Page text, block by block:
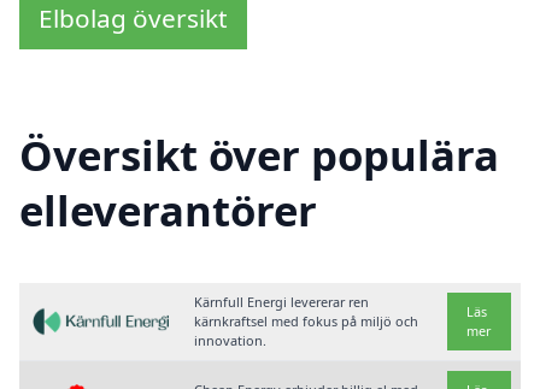
Elbolag översikt
Översikt över populära
elleverantörer
Kärnfull Energi levererar ren
kärnkraftsel med fokus på miljö och
innovation.
Läs
mer